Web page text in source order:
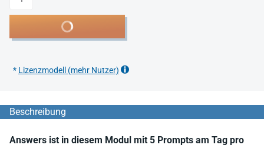
In den Warenkorb
* Lizenzmodell (mehr Nutzer)
Beschreibung
Answers ist in diesem Modul mit 5 Prompts am Tag pro